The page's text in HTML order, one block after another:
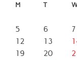
M T
5
6 7
12
13
19
20